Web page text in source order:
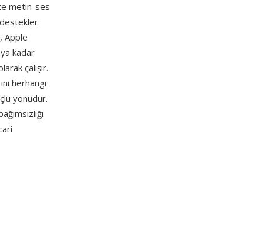
metin-ses
Apple
kadar
çalışır.
herhangi
yönüdür.